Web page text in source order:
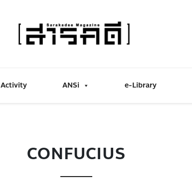
Activity ANSi e-Library
CONFUCIUS